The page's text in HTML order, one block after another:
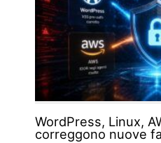
WordPress, Linux,
correggono nuove